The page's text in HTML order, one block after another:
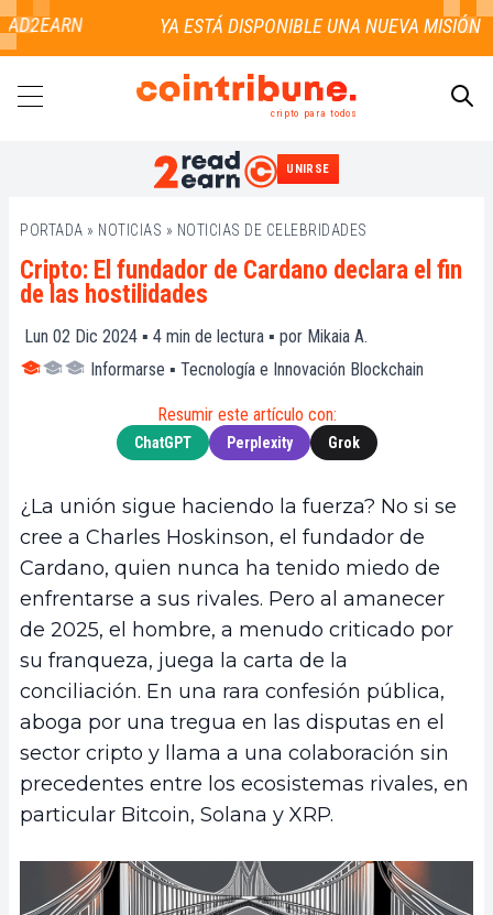
cripto para todos
UNIRSE
PORTADA » NOTICIAS » NOTICIAS DE CELEBRIDADES
Cripto: El fundador de Cardano declara el fin
de las hostilidades
Lun 02 Dic 2024 ▪ 4 min de lectura ▪ por Mikaia A.
Informarse ▪ Tecnología e Innovación Blockchain
Resumir este artículo con:
ChatGPT Perplexity Grok
¿La unión sigue haciendo la fuerza? No si se
cree a Charles Hoskinson, el fundador de
Cardano, quien nunca ha tenido miedo de
enfrentarse a sus rivales. Pero al amanecer
de 2025, el hombre, a menudo criticado por
su franqueza, juega la carta de la
conciliación. En una rara confesión pública,
aboga por una tregua en las disputas en el
sector cripto y llama a una colaboración sin
precedentes entre los ecosistemas rivales, en
particular Bitcoin, Solana y XRP.